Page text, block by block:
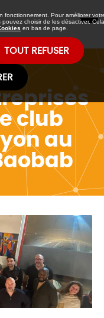
fonctionnement. Pour améliorer
choisir de les désactiver.
en bas de page.
TOUT REFUSER
club
au